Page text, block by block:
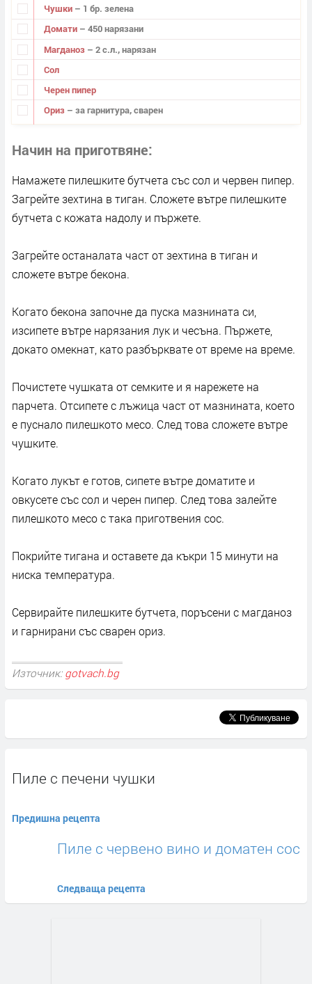
Чушки – 1 бр. зелена
Домати – 450 нарязани
Магданоз – 2 с.л., нарязан
Сол
Черен пипер
Ориз – за гарнитура, сварен
Начин на приготвяне
Намажете пилешките бутчета със сол и червен пипер.
Загрейте зехтина в тиган. Сложете вътре пилешките
бутчета с кожата надолу и пържете.
Загрейте останалата част от зехтина в тиган и
сложете вътре бекона.
Когато бекона започне да пуска мазнината си,
изсипете вътре нарязания лук и чесъна. Пържете,
докато омекнат, като разбърквате от време на време.
Почистете чушката от семките и я нарежете на
парчета. Отсипете с лъжица част от мазнината, което
е пуснало пилешкото месо. След това сложете вътре
чушките.
Когато лукът е готов, сипете вътре доматите и
овкусете със сол и черен пипер. След това залейте
пилешкото месо с така приготвения сос.
Покрийте тигана и оставете да къкри 15 минути на
ниска температура.
Сервирайте пилешките бутчета, поръсени с магданоз
и гарнирани със сварен ориз.
Източник: gotvach.bg
Пиле с печени чушки
Предишна рецепта
Пиле с червено вино и доматен сос
Следваща рецепта